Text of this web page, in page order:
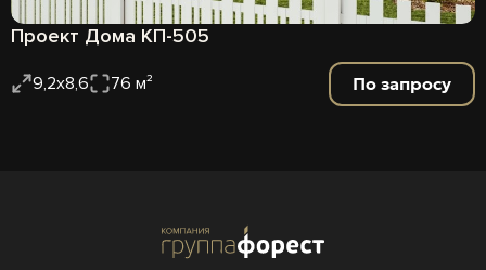
Проект Дома КП-505
9,2х8,6 76 м² По запросу